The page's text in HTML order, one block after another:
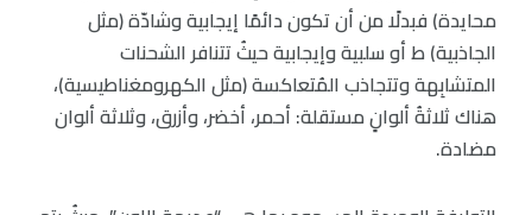
محايدة) فبدلًا من أن تكون دائمًا إيجابية وشادّة (مثل
الجاذبية) ط أو سلبية وإيجابية حيثُ تتنافر الشحنات
المتشابِهة وتتجاذب المُتعاكسة (مثل الكهرومغناطيسية)،
هناك ثلاثةُ ألوانٍ مستقلة: أحمر، أخضر، وأزرق، وثلاثة ألوان
مضادة.